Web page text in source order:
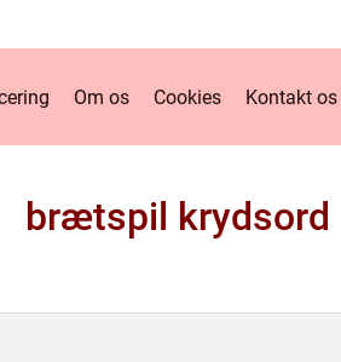
Om os Cookies Kontakt os
brætspil krydsord